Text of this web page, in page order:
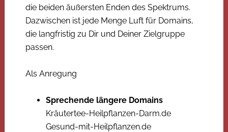
die beiden äußersten Enden des Spektrums.
Dazwischen ist jede Menge Luft für Domains,
die langfristig zu Dir und Deiner Zielgruppe
passen.
Als Anregung
Sprechende längere Domains
Kräutertee-Heilpflanzen-Darm.de
Gesund-mit-Heilpflanzen.de